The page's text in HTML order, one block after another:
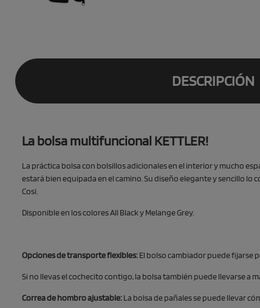
DESCRIPCIÓN
La bolsa multifuncional KETTLER!
La práctica bolsa con bolsillos adicionales en el interior y mucho
estará bien equipada en el camino. Su diseño elegante y sencillo lo
Cosi.
Disponible en los colores All Black y Melange Grey.
Opciones de transporte flexibles:El bolso cambiador puede fijarse
Si no llevas el cochecito contigo, la bolsa también puede llevarse a
Correa de hombro ajustable:La bolsa de pañales se puede llevar